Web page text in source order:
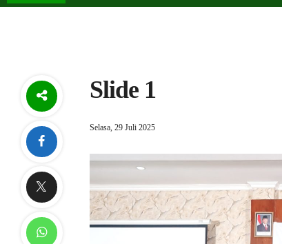
Slide 1
Selasa, 29 Juli 2025